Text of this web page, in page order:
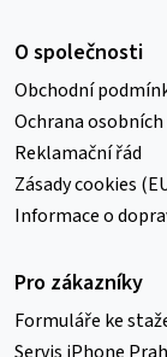
O společnosti
Obchodní
Ochrana osobních
Reklamační řád
Zásady cookies
Informace o
Pro zákazníky
Formuláře ke
Servis iPhone